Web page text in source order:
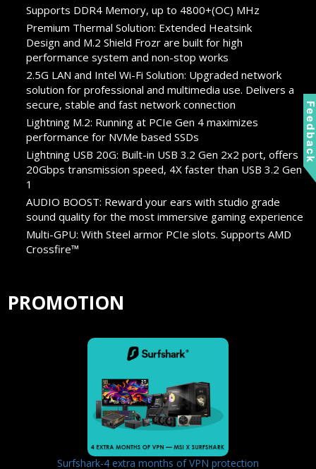
Supports DDR4 Memory, up to 4800+(OC) MHz
Premium Thermal Solution: Extended Heatsink
Design and M.2 Shield Frozr are built for high
performance system and non-stop works
2.5G LAN and Intel Wi-Fi Solution: Upgraded network
solution for professional and multimedia use. Delivers a
secure, stable and fast network connection
Lightning M.2: Running at PCIe Gen 4 maximizes
performance for NVMe based SSDs
Lightning USB 20G: Built-in USB 3.2 Gen 2x2 port, offers
20Gbps transmission speed, 4X faster than USB 3.2 Gen
1
AUDIO BOOST: Reward your ears with studio grade
sound quality for the most immersive gaming experience
Multi-GPU: With Steel armor PCIe slots. Supports AMD
Crossfire™
PROMOTION
Surfshark-4 extra months of VPN protection